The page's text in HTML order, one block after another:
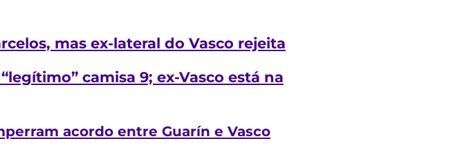
mas ex-lateral do Vasco rejeita
camisa 9; ex-Vasco está na
acordo entre Guarín e Vasco